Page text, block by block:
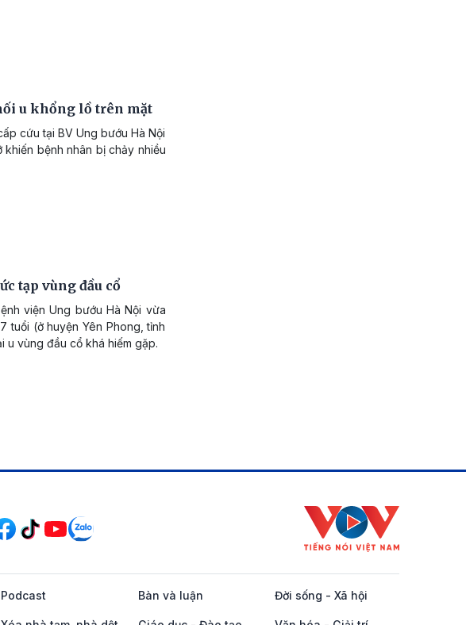
u khổng lồ trên mặt
cứu tại BV Ung bướu Hà Nội
bệnh nhân bị chảy nhiều
tạp vùng đầu cổ
viện Ung bướu Hà Nội vừa
tuổi (ở huyện Yên Phong, tỉnh
u vùng đầu cổ khá hiếm gặp.
Podcast Bàn và luận Đời sống - Xã hội